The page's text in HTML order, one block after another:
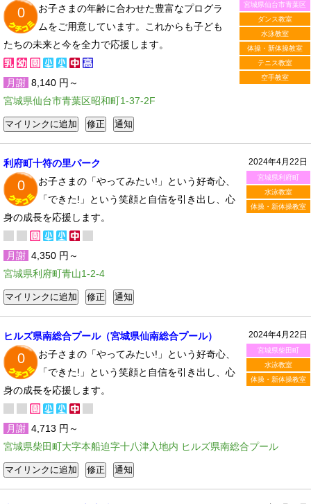
宮城県仙台市青葉区
ダンス教室
水泳教室
体操・新体操教室
テニス教室
空手教室
0
お子さまの年齢に合わせた豊富なプログラ
ムをご用意しています。これからも子ども
たちの未来と今を全力で応援します。
月謝 8,140 円～
宮城県仙台市青葉区昭和町1-37-2F
2024年4月22日
宮城県利府町
水泳教室
体操・新体操教室
利府町十符の里パーク
0
お子さまの「やってみたい!」という好奇心、
「できた!」という笑顔と自信を引き出し、心
身の成長を応援します。
月謝 4,350 円～
宮城県利府町青山1-2-4
2024年4月22日
宮城県柴田町
水泳教室
体操・新体操教室
ヒルズ県南総合プール（宮城県仙南総合プール）
0
お子さまの「やってみたい!」という好奇心、
「できた!」という笑顔と自信を引き出し、心
身の成長を応援します。
月謝 4,713 円～
宮城県柴田町大字本船迫字十八津入地内 ヒルズ県南総合プール